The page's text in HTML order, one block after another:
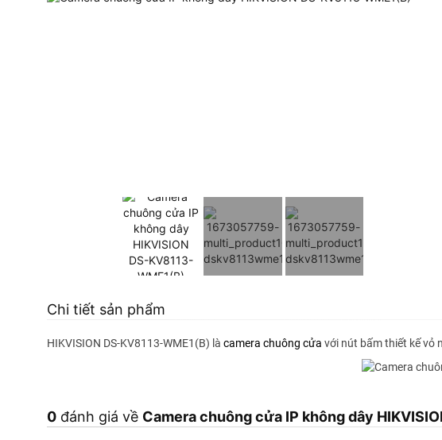
Chi tiết sản phẩm
HIKVISION DS-KV8113-WME1(B) làcamera chuông cửa với nút bấm thiết kế vỏ
0đánh giá về Camera chuông cửa IP không dây